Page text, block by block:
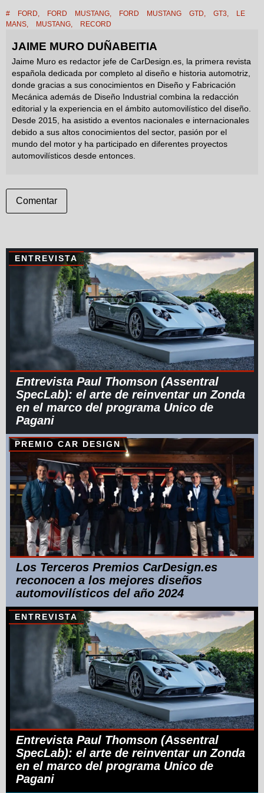
# FORD FORD MUSTANG FORD MUSTANG GTD GT3
LE
MANS
MUSTANG RECORD
JAIME MURO DUÑABEITIA
Jaime Muro es redactor jefe de CarDesign.es, la primera revista
española dedicada por completo al diseño e historia automotriz,
donde gracias a sus conocimientos en Diseño y Fabricación
Mecánica además de Diseño Industrial combina la redacción
editorial y la experiencia en el ámbito automovilístico del diseño.
Desde 2015, ha asistido a eventos nacionales e internacionales
debido a sus altos conocimientos del sector, pasión por el
mundo del motor y ha participado en diferentes proyectos
automovilísticos desde entonces.
Comentar
ENTREVISTA
Entrevista Paul Thomson (Assentral
SpecLab): el arte de reinventar un Zonda
en el marco del programa Unico de
Pagani
PREMIO CAR DESIGN
Los Terceros Premios CarDesign.es
reconocen a los mejores diseños
automovilísticos del año 2024
ENTREVISTA
Entrevista Paul Thomson (Assentral
SpecLab): el arte de reinventar un Zonda
en el marco del programa Unico de
Pagani